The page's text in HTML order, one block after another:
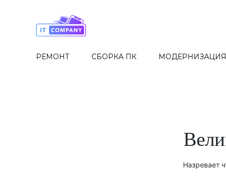
РЕМОНТ СБОРКА ПК МОДЕРНИЗАЦИЯ
Назревает